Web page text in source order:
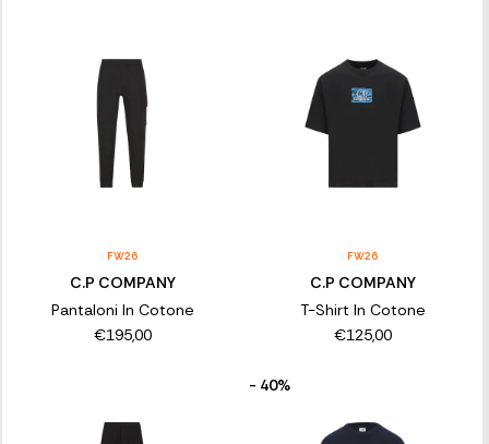
FW26
C.P COMPANY
Pantaloni In Cotone
€195,00
FW26
C.P COMPANY
T-Shirt In Cotone
€125,00
- 40%